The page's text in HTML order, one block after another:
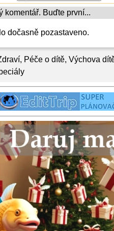
, Péče o dítě, Výchova
komentář. Buďte první...
dočasně pozastaveno.